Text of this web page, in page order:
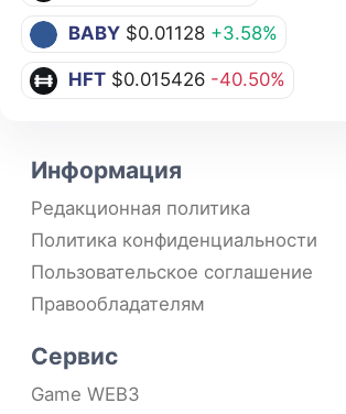
BABY $0.01128 +3.58%
HFT $0.015426 -40.50%
Информация
Редакционная политика
Политика конфиденциальности
Пользовательское соглашение
Правообладателям
Сервис
Game WEB3